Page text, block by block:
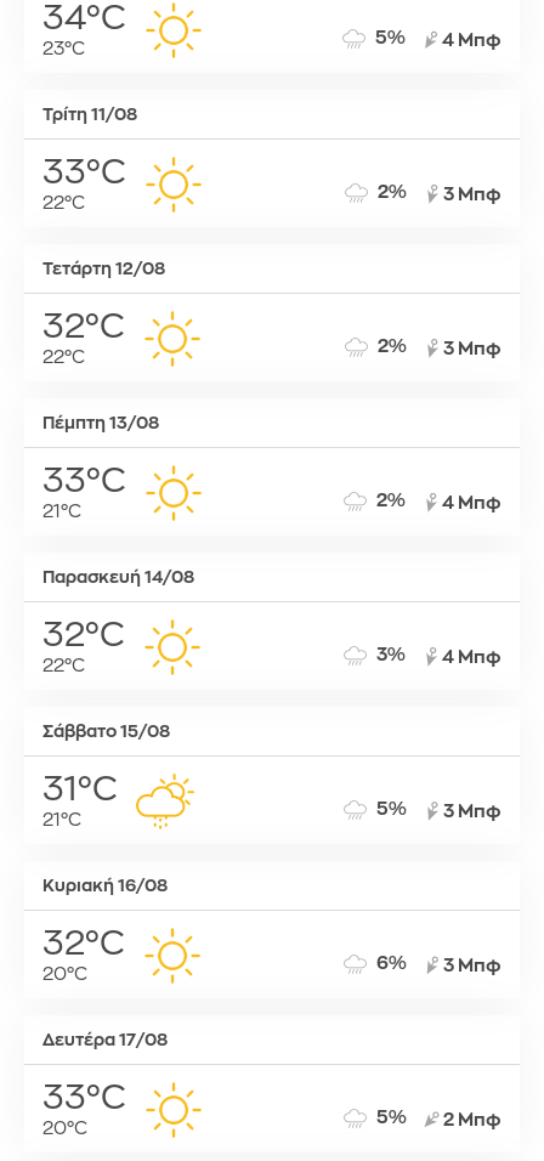
34°C
23°C
5% 4 Μπφ
Τρίτη 11/08
33°C
22°C
2% 3 Μπφ
Τετάρτη 12/08
32°C
22°C
2% 3 Μπφ
Πέμπτη 13/08
33°C
21°C
2% 4 Μπφ
Παρασκευή 14/08
32°C
22°C
3% 4 Μπφ
Σάββατο 15/08
31°C
21°C
5% 3 Μπφ
Κυριακή 16/08
32°C
20°C
6% 3 Μπφ
Δευτέρα 17/08
33°C
20°C
5% 2 Μπφ